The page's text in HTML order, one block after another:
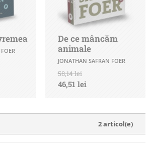
De ce mâncăm
animale
JONATHAN SAFRAN FOER
58,14 lei
46,51 lei
2 articol(e)